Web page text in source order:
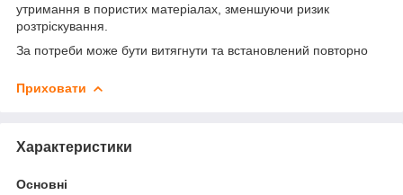
утримання в пористих матеріалах, зменшуючи ризик
розтріскування.
За потреби може бути витягнути та встановлений повторно
Приховати
Характеристики
Основні